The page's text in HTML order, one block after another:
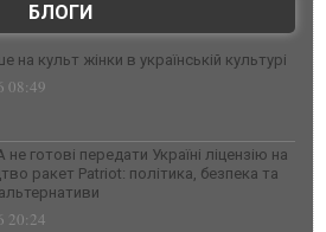
БЛОГИ
на культ жінки в українській культурі
08:49
готові передати Україні ліцензію на
ракет Patriot: політика, безпека та
20:24